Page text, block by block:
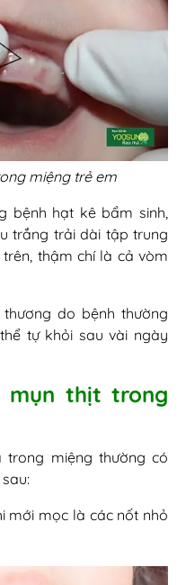
miệng trẻ em
bệnh hạt kê bẩm sinh,
trắng trải dài tập trung
thậm chí là cả vòm
do bệnh thường
tự khỏi sau vài ngày
mụn thịt trong
trong miệng thường có
mới mọc là các nốt nhỏ